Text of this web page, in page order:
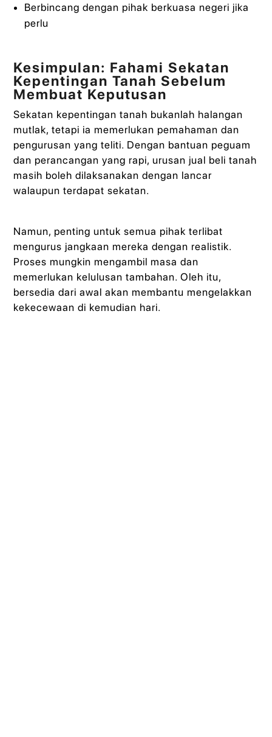
Berbincang dengan pihak berkuasa negeri jika
perlu
Kesimpulan: Fahami Sekatan
Kepentingan Tanah Sebelum
Membuat Keputusan
Sekatan kepentingan tanah bukanlah halangan
mutlak, tetapi ia memerlukan pemahaman dan
pengurusan yang teliti. Dengan bantuan peguam
dan perancangan yang rapi, urusan jual beli tanah
masih boleh dilaksanakan dengan lancar
walaupun terdapat sekatan.
Namun, penting untuk semua pihak terlibat
mengurus jangkaan mereka dengan realistik.
Proses mungkin mengambil masa dan
memerlukan kelulusan tambahan. Oleh itu,
bersedia dari awal akan membantu mengelakkan
kekecewaan di kemudian hari.